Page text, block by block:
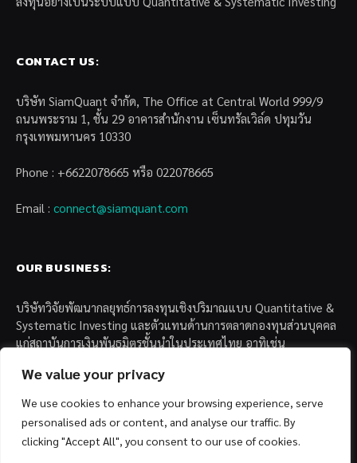
We value your privacy
We use cookies to enhance your browsing experience, serve
personalised ads or content, and analyse our traffic. By
clicking "Accept All", you consent to our use of cookies.
CONTACT US:
บริษัท SiamQuant จำกัด, The Office at Central World 999/9
ถนนพระราม 1, ชั้น 29 อาคารสำนักงาน เซ็นทรัลเวิล์ด ปทุมวัน
กรุงเทพมหานคร 10330
Phone : +6622078665 หรือ 022078665
Email : connect@siamquant.com
OUR BUSINESS:
บริษัทวิจัยพัฒนากลยุทธ์การลงทุนเชิงปริมาณแบบ Quantitative &
Systematic Investing และตัวแทนด้านการตลาดกองทุนส่วนบุคคล
แก่สถาบันการเงินพันธมิตรชั้นนำในประเทศไทย อาทิเช่น
– บล. กรุงไทย เอ็กซ์สปริง จำกัด
– บล. ฟิลลิป (ประเทศไทย) จำกัด (มหาชน)